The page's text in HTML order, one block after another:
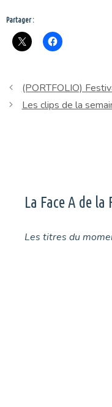
Partager :
(PORTFOLIO)
Les clips de la
La Face A de la
Les titres du